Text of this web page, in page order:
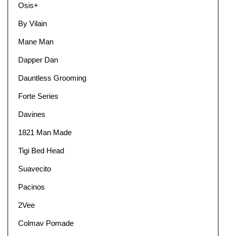
Osis+
By Vilain
Mane Man
Dapper Dan
Dauntless Grooming
Forte Series
Davines
1821 Man Made
Tigi Bed Head
Suavecito
Pacinos
2Vee
Colmav Pomade